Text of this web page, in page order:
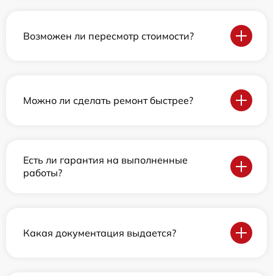
Возможен ли пересмотр стоимости?
Можно ли сделать ремонт быстрее?
Есть ли гарантия на выполненные
работы?
Какая документация выдается?